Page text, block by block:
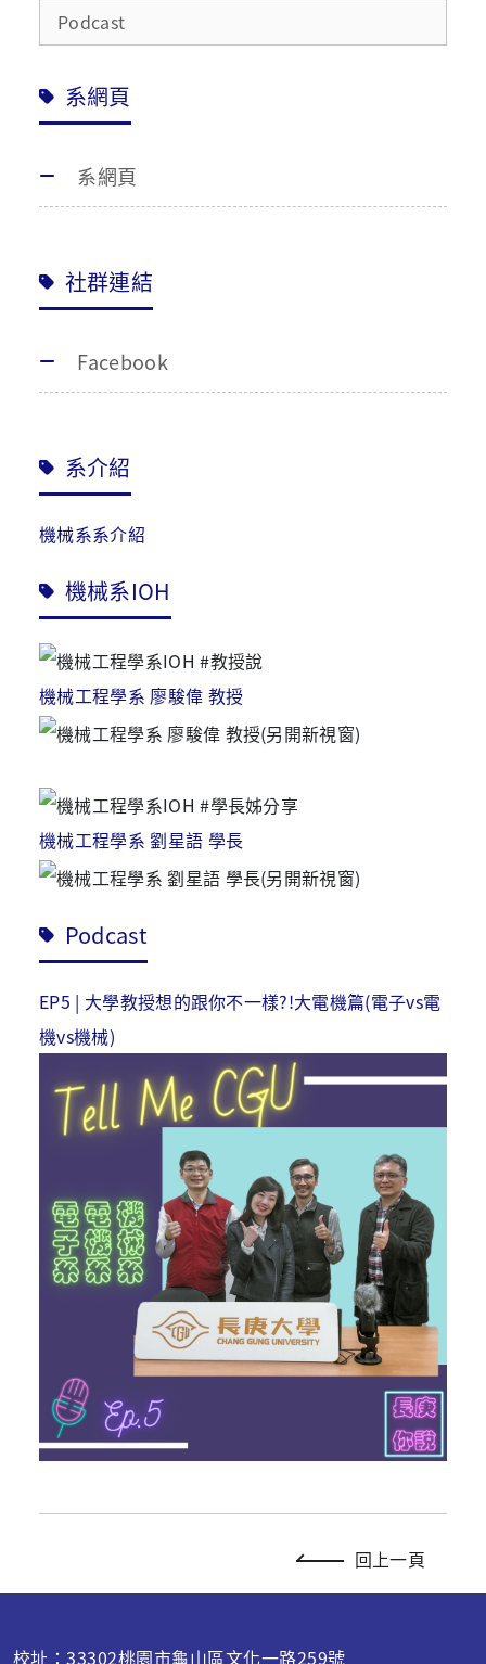
Podcast
系網頁
系網頁
社群連結
Facebook
系介紹
機械系系介紹
機械系IOH
機械工程學系 廖駿偉 教授
機械工程學系 劉星語 學長
Podcast
EP5 | 大學教授想的跟你不一樣?!大電機篇(電子vs電
機vs機械)
回上一頁
校址：33302桃園市龜山區文化一路259號